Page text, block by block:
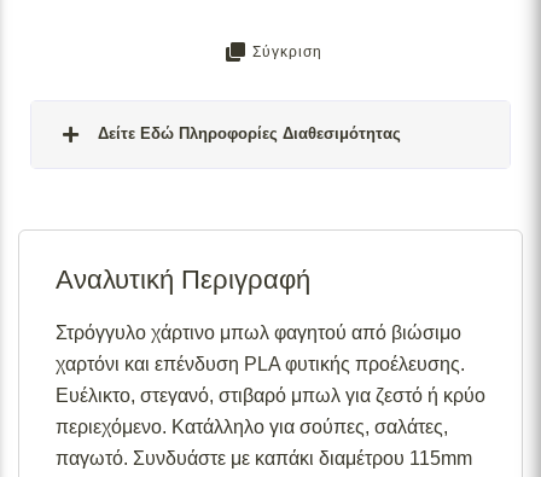
Σύγκριση
Δείτε Εδώ Πληροφορίες Διαθεσιμότητας
Διαθέσιμο κατόπιν παραγγελίας:
ημερομηνία εξόφλησης της παραγγελίας σας.
Σε απόθεμα (επιπλέον μπορεί να ζητηθεί κατόπιν
παραγγελίας):Μερική ποσότητα είναι άμεσα διαθέσιμη
για αποστολή και το υπόλοιπο σε 2 – 4 εβδομάδες από
την ημερομηνία εξόφλησης της παραγγελίας σας.
Αναλυτική Περιγραφή
Στρόγγυλο χάρτινο μπωλ φαγητού από βιώσιμο
χαρτόνι και επένδυση PLA φυτικής προέλευσης.
Ευέλικτο, στεγανό, στιβαρό μπωλ για ζεστό ή κρύο
περιεχόμενο. Κατάλληλο για σούπες, σαλάτες,
παγωτό. Συνδυάστε με καπάκι διαμέτρου 115mm